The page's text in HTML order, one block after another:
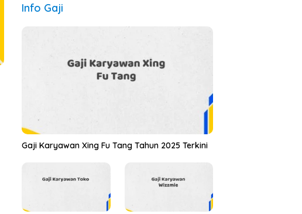
Info Gaji
Gaji Karyawan Xing Fu Tang Tahun 2025 Terkini